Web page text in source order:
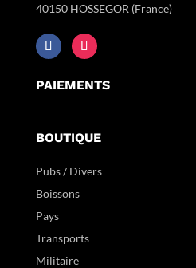
40150 HOSSEGOR (France)
PAIEMENTS
BOUTIQUE
Pubs / Divers
Boissons
Pays
Transports
Militaire